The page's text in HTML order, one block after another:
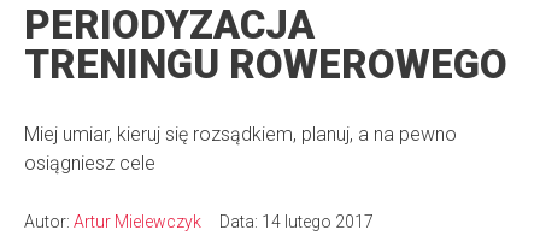
PERIODYZACJA
TRENINGU ROWEROWEGO
Miej umiar, kieruj się rozsądkiem, planuj, a na pewno
osiągniesz cele
Autor: Artur Mielewczyk Data: 14 lutego 2017